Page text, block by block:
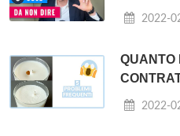
2022-
QUANTO
2022-